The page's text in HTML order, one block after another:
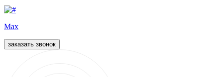
Max
заказать звонок